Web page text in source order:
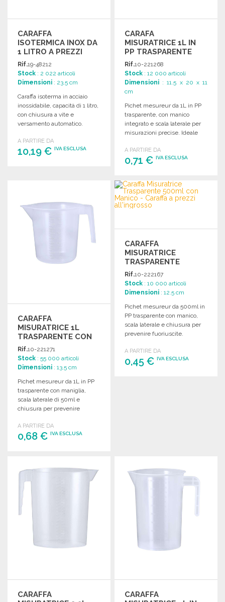
CARAFFA
ISOTERMICA INOX DA
1 LITRO A PREZZI
ALL'INGROSSO
Rif.19-48212
Stock : 2 022 articoli
Dimensioni : 23.5 cm
Caraffa isoterma in acciaio
inossidabile, capacità di 1 litro,
con chiusura a vite e
versamento automatico.
A PARTIRE DA
10,19 € IVA ESCLUSA
CARAFA
MISURATRICE 1L IN
PP TRASPARENTE
Rif.10-221268
Stock : 12 000 articoli
Dimensioni : 11.5 x 20 x 11
cm
Pichet mesureur da 1L in PP
trasparente, con manico
integrato e scala laterale per
misurazioni precise. Ideale
A PARTIRE DA
0,71 € IVA ESCLUSA
ORDINARE
Richiedi un preventivo
CARAFFA
MISURATRICE 1L
TRASPARENTE CON
MANICO
Rif.10-221271
Stock : 55 000 articoli
Dimensioni : 13.5 cm
Pichet mesureur da 1L in PP
trasparente con maniglia,
scala laterale di 50ml e
chiusura per prevenire
A PARTIRE DA
0,68 € IVA ESCLUSA
Richiedi un preventivo
CARAFFA
MISURATRICE
TRASPARENTE
500ML CON MANICO
Rif.10-222167
Stock : 10 000 articoli
Dimensioni : 12.5 cm
Pichet mesureur da 500ml in
PP trasparente con manico,
scala laterale e chiusura per
prevenire fuoriuscite.
A PARTIRE DA
0,45 € IVA ESCLUSA
CARAFFA
CARAFFA